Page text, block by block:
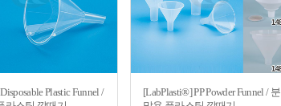
Plastic Funnel /
[LabPlasti®] PP Powder Funnel / 분